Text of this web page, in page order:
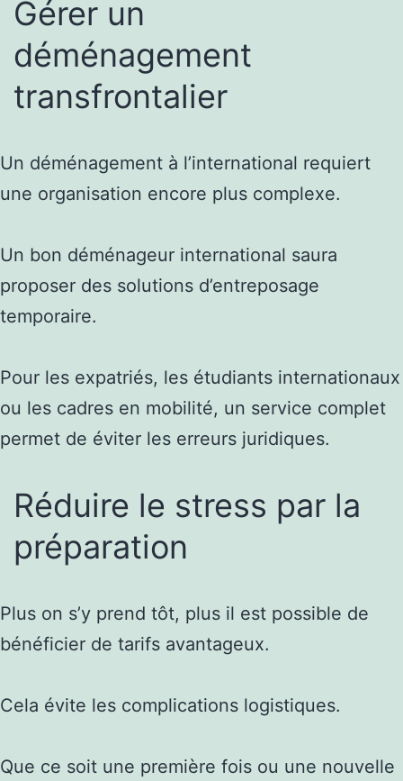
Gérer un
déménagement
transfrontalier
Un déménagement à l’international requiert
une organisation encore plus complexe.
Un bon déménageur international saura
proposer des solutions d’entreposage
temporaire.
Pour les expatriés, les étudiants internationaux
ou les cadres en mobilité, un service complet
permet de éviter les erreurs juridiques.
Réduire le stress par la
préparation
Plus on s’y prend tôt, plus il est possible de
bénéficier de tarifs avantageux.
Cela évite les complications logistiques.
Que ce soit une première fois ou une nouvelle